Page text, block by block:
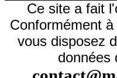
Ce site a fait
Conformément
vous disposez
données